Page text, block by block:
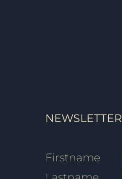
NEWSLETTER
Firstname